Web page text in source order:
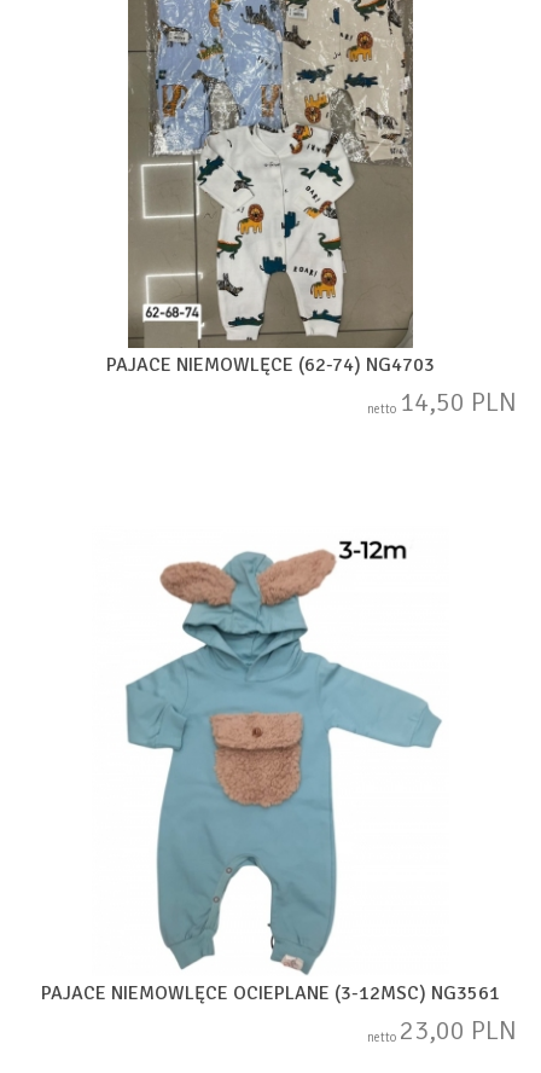
PAJACE NIEMOWLĘCE (62-74) NG4703
netto 14,50 PLN
PAJACE NIEMOWLĘCE OCIEPLANE (3-12MSC) NG3561
netto 23,00 PLN